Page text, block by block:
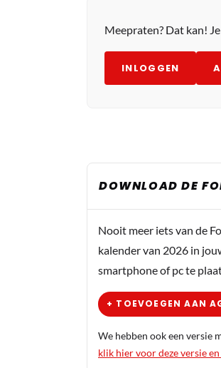
Meepraten? Dat kan!
INLOGGEN
DOWNLOAD DE
Nooit meer iets van de
kalender van 2026 in
smartphone of pc te
+ TOEVOEGEN AAN
We hebben ook een versie
klik hier voor deze versie